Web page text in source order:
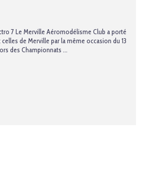
7 Le Merville Aéromodélisme Club a porté
de Merville par la même occasion du 13
des Championnats ...